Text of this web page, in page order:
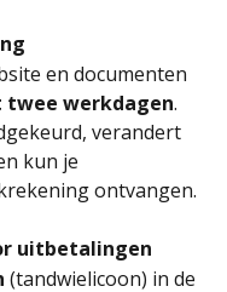
en documenten
twee werkdagen.
verandert
kun je
ontvangen.
uitbetalingen
(tandwielicoon) in de